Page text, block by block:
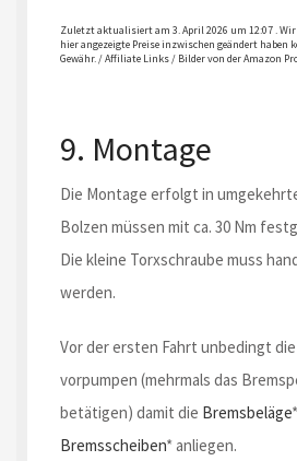
Zuletzt aktualisiert am 3. April 2026 um 12:07 .
hier angezeigte Preise inzwischen geändert haben
Gewähr. / Affiliate Links / Bilder von der Amazon
9. Montage
Die Montage erfolgt in
Bolzen müssen mit ca. 30 Nm
Die kleine Torxschraube muss
werden.
Vor der ersten Fahrt unbedingt
vorpumpen (mehrmals das
betätigen) damit die Bremsbeläge
Bremsscheiben* anliegen.